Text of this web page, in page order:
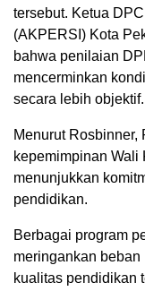
tersebut. Ketua
(AKPERSI) Kota
bahwa penilaian
mencerminkan
secara lebih
Menurut Rosbinner,
kepemimpinan Wali
menunjukkan
pendidikan.
Berbagai program
meringankan
kualitas pendidikan